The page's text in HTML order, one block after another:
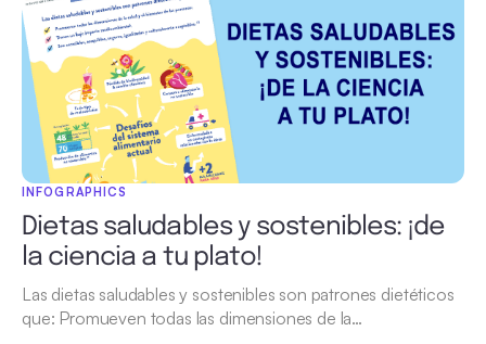
INFOGRAPHICS
Dietas saludables y sostenibles: ¡de
la ciencia a tu plato!
Las dietas saludables y sostenibles son patrones dietéticos
que: Promueven todas las dimensiones de la…